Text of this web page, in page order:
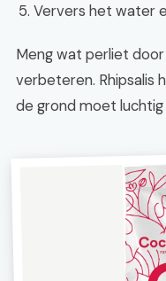
Ververs het water
Meng wat perliet
verbeteren. Rhipsalis
de grond moet luchtig